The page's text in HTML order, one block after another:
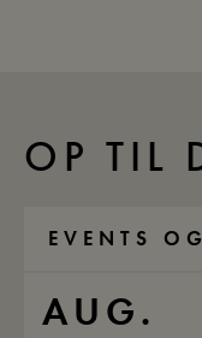
OP TIL
EVENTS
AUG.